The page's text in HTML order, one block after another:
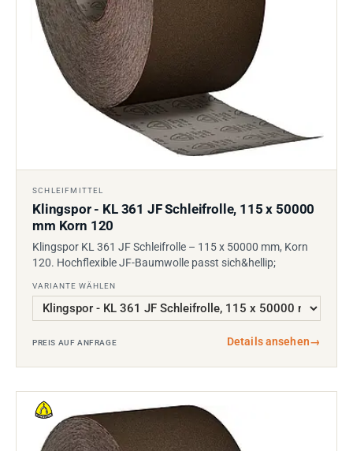
SCHLEIFMITTEL
Klingspor - KL 361 JF Schleifrolle, 115 x 50000
mm Korn 120
Klingspor KL 361 JF Schleifrolle – 115 x 50000 mm, Korn
120. Hochflexible JF-Baumwolle passt sich&hellip;
VARIANTE WÄHLEN
PREIS AUF ANFRAGE Details ansehen→